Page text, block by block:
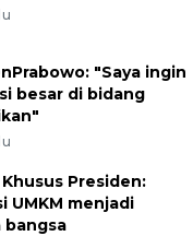
"Saya ingin
besar di bidang
Presiden:
UMKM menjadi
bangsa